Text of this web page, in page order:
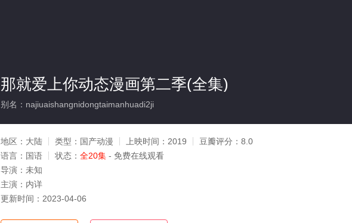
那就爱上你动态漫画第二季(全集)
别名：najiuaishangnidongtaimanhuadi2ji
地区： 大陆 类型： 国产动漫 上映时间： 2019 豆瓣评分： 8.0
语言： 国语 状态： 全20集 - 免费在线观看
导演： 未知
主演： 内详
更新时间： 2023-04-06